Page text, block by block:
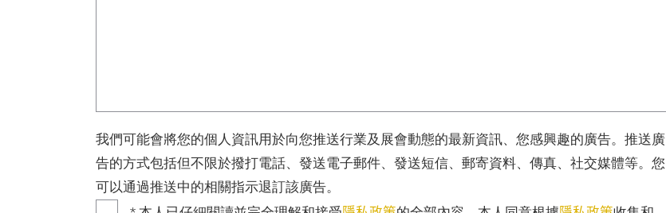
我們可能會將您的個人資訊用於向您推送行業及展會動態的最新資訊、您感興趣的廣告。推送廣
告的方式包括但不限於撥打電話、發送電子郵件、發送短信、郵寄資料、傳真、社交媒體等。您
可以通過推送中的相關指示退訂該廣告。